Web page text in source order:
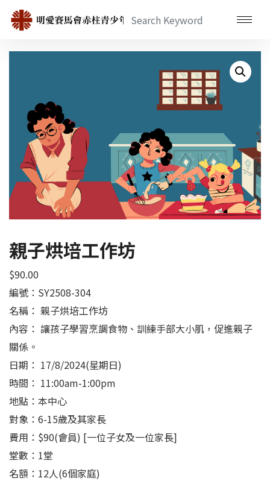
親子烘培工作坊
$90.00
編號：SY2508-304
名稱： 親子烘培工作坊
內容： 讓孩子學習烹調食物、訓練手部大小肌，促進親子
關係。
日期： 17/8/2024(星期日)
時間： 11:00am-1:00pm
地點：本中心
對象：6-15歲及其家長
費用：$90(會員) [一位子女及一位家長]
堂數：1堂
名額：12人(6個家庭)